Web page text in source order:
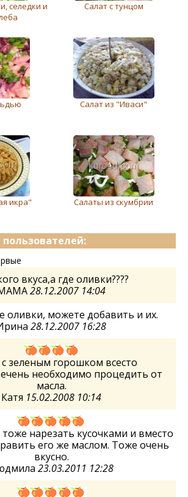
селедки и
Салат с тунцом
Салат из "Иваси"
икра" Салаты из скумбрии
вкуса,а где оливки????
28.12.2007 14:04
оливки, можете добавить и их.
28.12.2007 16:28
с зеленым горошком всесто
необходимо процедить от
масла.
Катя 15.02.2008 10:14
нарезать кусочками и вместо
его же маслом. Тоже очень
вкусно.
23.03.2011 12:28